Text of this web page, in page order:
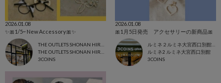
2026.01.08
✨🎀1/5~ New Accessory🎀✨
THE OUTLETS SHONAN HIRATSUKA店
THE OUTLETS SHONAN HIRATSUKA
3COINS
2026.01.08
🎀1月5日発売 アクセサリーの新商品🎀
ルミネ２ルミネ大宮西口別館店
ルミネ2 ルミネ大宮西口別館
3COINS